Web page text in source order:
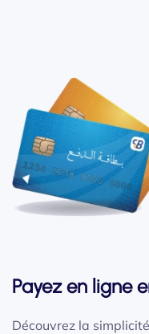
Payez en ligne
Découvrez la